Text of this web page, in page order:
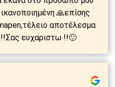
🙏επίσης
αποτέλεσμα
!!Σας ευχαριστω !!🙂